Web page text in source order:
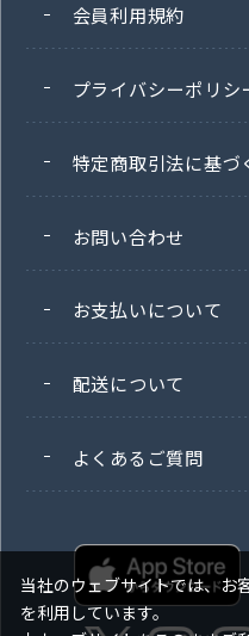
会員利用規約
プライバシーポリシ
特定商取引法に基づ
お問い合わせ
お支払いについて
配送について
よくあるご質問
当社のウェブサイトでは、お
を利用しています。